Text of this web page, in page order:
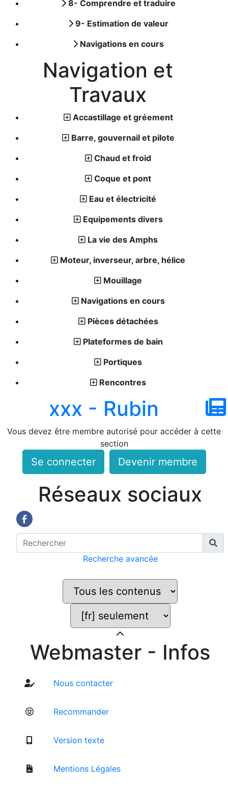
8- Comprendre et traduire
9- Estimation de valeur
Navigations en cours
Navigation et
Travaux
Accastillage et gréement
Barre, gouvernail et pilote
Chaud et froid
Coque et pont
Eau et électricité
Equipements divers
La vie des Amphs
Moteur, inverseur, arbre, hélice
Mouillage
Navigations en cours
Pièces détachées
Plateformes de bain
Portiques
Rencontres
xxx - Rubin
Vous devez être membre autorisé pour accéder à cette
section
Se connecter Devenir membre
Réseaux sociaux
Recherche avancée
Webmaster - Infos
Nous contacter
Recommander
Version texte
Mentions Légales